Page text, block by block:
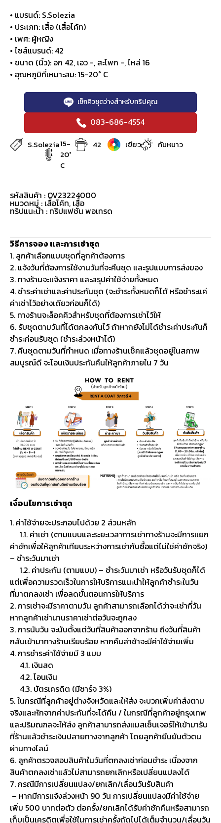
• แบรนด์: S.Solezia
• ประเภท: เสื้อ (เสื้อโค้ท)
• เพศ: ผู้หญิง
• ไซส์แบรนด์: 42
• ขนาด (นิ้ว): อก 42, เอว -, สะโพก -, ไหล่ 16
• อุณหภูมิที่เหมาะสม: 15-20° C
เช็กคิวชุดว่างสำหรับทริปคุณ
083-686-4554
S.Solezia15-
20°
C
42 เขียว กันหนาว
รหัสสินค้า : OV23224000
หมวดหมู่ : เสื้อโค้ท, เสื้อ
ทริปแนะนำ : ทริปแฟชั่น พอเทรด
วิธีการจอง และการเช่าชุด
1. ลูกค้าเลือกแบบชุดที่ลูกค้าต้องการ
2. แจ้งวันที่ต้องการใช้งานวันที่จะคืนชุด และรูปแบบการส่งของ
3. ทางร้านจะแจ้งราคา และสรุปค่าใช้จ่ายทั้งหมด
4. ชำระค่าเช่าและค่าประกันชุด (จะชำระทั้งหมดก็ได้ หรือชำระแค่
ค่าเช่าไว้อย่างเดียวก่อนก็ได้)
5. ทางร้านจะล็อคคิวสำหรับชุดที่ต้องการเช่าไว้ให้
6. รับชุดตามวันที่ได้ตกลงกันไว้ ถ้าหากยังไม่ได้ชำระค่าประกันก็
ชำระก่อนรับชุด (ชำระล่วงหน้าได้)
7. คืนชุดตามวันที่กำหนด เมื่อทางร้านเช็คแล้วชุดอยู่ในสภาพ
สมบูรณ์ดี จะโอนเงินประกันคืนให้ลูกค้าภายใน 7 วัน
เงื่อนไขการเช่าชุด
1. ค่าใช้จ่ายจะประกอบไปด้วย 2 ส่วนหลัก
1.1. ค่าเช่า (ตามแบบและระยะเวลาการเช่าทางร้านจะมีการแยก
ค่าซักเพื่อให้ลูกค้าเทียบระหว่างการเช่ากับซื้อแต่ไม่ใช่ค่าซักจริง)
– ชำระวันมาเช่า
1.2. ค่าประกัน (ตามแบบ) – ชำระวันมาเช่า หรือวันรับชุดก็ได้
แต่เพื่อความรวดเร็วในการให้บริการแนะนำให้ลูกค้าชำระในวัน
ที่มาตกลงเช่า เพื่อลดขั้นตอนการให้บริการ
2. การเช่าจะมีราคาตามวัน ลูกค้าสามารถเลือกได้ว่าจะเช่ากี่วัน
หากลูกค้าเช่านานราคาเช่าต่อวันจะถูกลง
3. การนับวัน จะนับตั้งแต่วันที่สินค้าออกจากร้าน ถึงวันที่สินค้า
กลับเข้ามาทางร้านเรียบร้อย หากคืนล่าช้าจะมีค่าใช้จ่ายเพิ่ม
4. การชำระค่าใช้จ่ายมี 3 แบบ
4.1. เงินสด
4.2. โอนเงิน
4.3. บัตรเครดิต (มีชาร์จ 3%)
5. ในกรณีที่ลูกค้าอยู่ต่างจังหวัดและให้ส่ง จะบวกเพิ่มค่าส่งตาม
จริงและหักจากค่าประกันที่จะได้คืน / ในกรณีที่ลูกค้าอยู่กรุงเทพ
และปริมณฑลจะให้ส่ง ลูกค้าสามารถส่งแมสเซ็นเจอร์ให้เข้ามารับ
ที่ร้านแล้วชำระเงินปลายทางจากลูกค้า โดยลูกค้ายืนยันตัวตน
ผ่านทางไลน์
6. ลูกค้าตรวจสอบสินค้าในวันที่ตกลงเช่าก่อนชำระ เนื่องจาก
สินค้าตกลงเช่าแล้วไม่สามารถยกเลิกหรือเปลี่ยนแปลงได้
7. กรณีมีการเปลี่ยนแปลง/ยกเลิก/เลื่อนวันรับสินค้า
– หากมีการแจ้งล่วงหน้า 90 วัน การเปลี่ยนแปลงมีค่าใช้จ่าย
เพิ่ม 500 บาทต่อตัว ต่อครั้ง/ยกเลิกได้รับค่าซักคืนหรือสามารถ
เก็บเป็นเครดิตเพื่อใช้ในการเช่าครั้งถัดไปได้เต็มจำนวน/เลื่อนวัน